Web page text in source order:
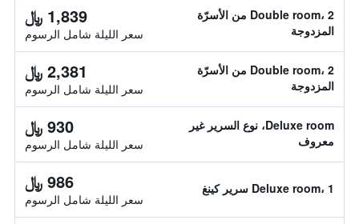
Double room، 2 من الأسرّة
المزدوجة
1,839 ﷼
سعر الليلة شامل الرسوم
Double room، 2 من الأسرّة
المزدوجة
2,381 ﷼
سعر الليلة شامل الرسوم
Deluxe room، نوع السرير غير
معروف
930 ﷼
سعر الليلة شامل الرسوم
Deluxe room، 1 سرير كينغ 986 ﷼
سعر الليلة شامل الرسوم